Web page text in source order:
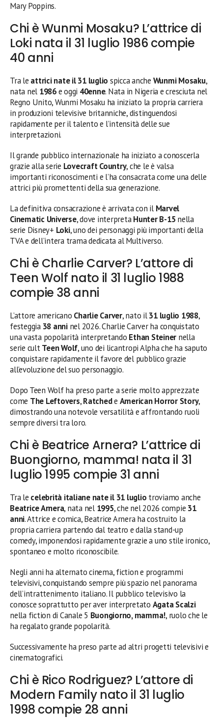
Mary Poppins.
Chi è Wunmi Mosaku? L’attrice di
Loki nata il 31 luglio 1986 compie
40 anni
Tra le attrici nate il 31 luglio spicca anche Wunmi Mosaku,
nata nel 1986e oggi 40enne. Nata in Nigeria e cresciuta nel
Regno Unito, Wunmi Mosaku ha iniziato la propria carriera
in produzioni televisive britanniche, distinguendosi
rapidamente per il talento e l’intensità delle sue
interpretazioni.
Il grande pubblico internazionale ha iniziato a conoscerla
grazie alla serie Lovecraft Country, che le è valsa
importanti riconoscimenti e l’ha consacrata come una delle
attrici più promettenti della sua generazione.
La definitiva consacrazione è arrivata con il Marvel
Cinematic Universe, dove interpretaHunter B-15 nella
serie Disney+ Loki, uno dei personaggi più importanti della
TVA e dell’intera trama dedicata al Multiverso.
Chi è Charlie Carver? L’attore di
Teen Wolf nato il 31 luglio 1988
compie 38 anni
L’attore americano Charlie Carver, nato il31 luglio 1988,
festeggia 38 anninel 2026. Charlie Carver ha conquistato
una vasta popolarità interpretando Ethan Steiner nella
serie cultTeen Wolf, uno dei licantropi Alpha che ha saputo
conquistare rapidamente il favore del pubblico grazie
all’evoluzione del suo personaggio.
Dopo Teen Wolf ha preso parte a serie molto apprezzate
come The Leftovers,Ratchede American Horror Story,
dimostrando una notevole versatilità e affrontando ruoli
sempre diversi tra loro.
Chi è Beatrice Arnera? L’attrice di
Buongiorno, mamma! nata il 31
luglio 1995 compie 31 anni
Tra le celebrità italiane nate il 31 luglio troviamo anche
Beatrice Arnera, nata nel 1995, che nel 2026 compie 31
anni. Attrice e comica, Beatrice Arnera ha costruito la
propria carriera partendo dal teatro e dalla stand-up
comedy, imponendosi rapidamente grazie a uno stile ironico,
spontaneo e molto riconoscibile.
Negli anni ha alternato cinema, fiction e programmi
televisivi, conquistando sempre più spazio nel panorama
dell’intrattenimento italiano. Il pubblico televisivo la
conosce soprattutto per aver interpretato Agata Scalzi
nella fiction di Canale 5 Buongiorno, mamma!, ruolo che le
ha regalato grande popolarità.
Successivamente ha preso parte ad altri progetti televisivi e
cinematografici.
Chi è Rico Rodriguez? L’attore di
Modern Family nato il 31 luglio
1998 compie 28 anni